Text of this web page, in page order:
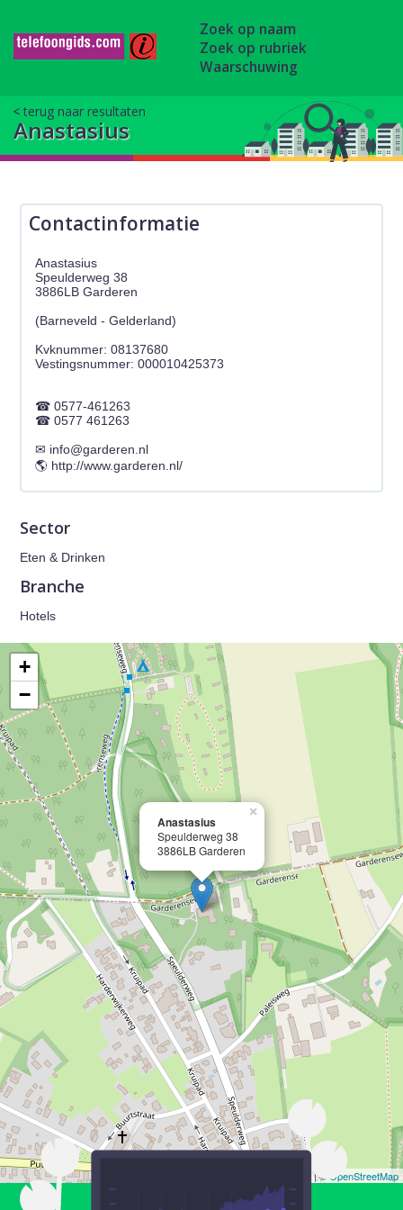
Zoek op naam
Zoek op rubriek
Waarschuwing
terug naar resultaten
Anastasius
Contactinformatie
Anastasius
Speulderweg 38
3886LB Garderen
(Barneveld - Gelderland)
Kvknummer: 08137680
0577-461263
0577 461263
info@garderen.nl
http://www.garderen.nl/
Sector
Eten & Drinken
Branche
Hotels
Anastasius
Speulderweg 38
3886LB Garderen
×
+
−
| © OpenStreetMap